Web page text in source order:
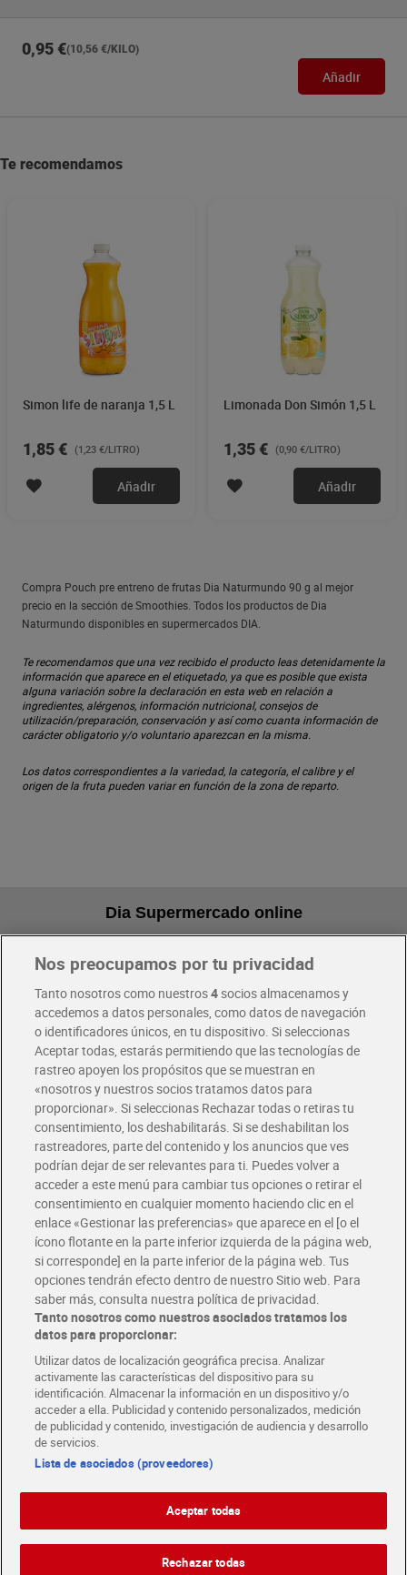
0,95 €(10,56 €/KILO)
Añadir
Te recomendamos
Simon life de naranja 1,5 L
1,85 € (1,23 €/LITRO)
Añadir
Limonada Don Simón 1,5 L
1,35 € (0,90 €/LITRO)
Añadir
Compra Pouch pre entreno de frutas Dia Naturmundo 90 g al mejor
precio en la sección de Smoothies. Todos los productos de Dia
Naturmundo disponibles en supermercados DIA.
Te recomendamos que una vez recibido el producto leas detenidamente la
información que aparece en el etiquetado, ya que es posible que exista
alguna variación sobre la declaración en esta web en relación a
ingredientes, alérgenos, información nutricional, consejos de
utilización/preparación, conservación y así como cuanta información de
carácter obligatorio y/o voluntario aparezcan en la misma.
Los datos correspondientes a la variedad, la categoría, el calibre y el
origen de la fruta pueden variar en función de la zona de reparto.
Dia Supermercado online
Pide hoy, recibe hoy
Envío gratis por compras superiores a 100€
Envío estandar por 4,99€
Glovo y Uber Eats
Solicita tu factura de Glovo o Uber Eats
Únete al CLUB Dia
Disfruta las ventajas y ofertas exclusivas.
Descárgate la APP Dia
Folletos y Tiendas
Descubre las mejores ofertas y busca tu tienda más cercana
Tarjeta MaX Dia
Te devuelve hasta 8€/mes de tus compras.
¡Solicita tu tarjeta de crédito aquí!
COMER MEJOR CADA DIA
COLABORA CON DIA ABRE TU TIENDA DIA CORPORATE
Nos preocupamos por tu privacidad
Tanto nosotros como nuestros4socios almacenamos y
accedemos a datos personales, como datos de navegación
o identificadores únicos, en tu dispositivo. Si seleccionas
Aceptar todas, estarás permitiendo que las tecnologías de
rastreo apoyen los propósitos que se muestran en
«nosotros y nuestros socios tratamos datos para
proporcionar». Si seleccionas Rechazar todas o retiras tu
consentimiento, los deshabilitarás. Si se deshabilitan los
rastreadores, parte del contenido y los anuncios que ves
podrían dejar de ser relevantes para ti. Puedes volver a
acceder a este menú para cambiar tus opciones o retirar el
consentimiento en cualquier momento haciendo clic en el
enlace «Gestionar las preferencias» que aparece en el [o el
ícono flotante en la parte inferior izquierda de la página web,
si corresponde] en la parte inferior de la página web. Tus
opciones tendrán efecto dentro de nuestro Sitio web. Para
saber más, consulta nuestra política de privacidad.
Tanto nosotros como nuestros asociados tratamos los
datos para proporcionar:
Utilizar datos de localización geográfica precisa. Analizar
activamente las características del dispositivo para su
identificación. Almacenar la información en un dispositivo y/o
acceder a ella. Publicidad y contenido personalizados, medición
de publicidad y contenido, investigación de audiencia y desarrollo
de servicios.
Lista de asociados (proveedores)
Aceptar todas
Rechazar todas